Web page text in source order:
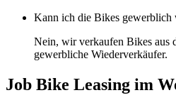
Kann ich die Bikes gewerblich
Nein, wir verkaufen Bikes aus
gewerbliche Wiederverkäufer.
Job Bike Leasing im